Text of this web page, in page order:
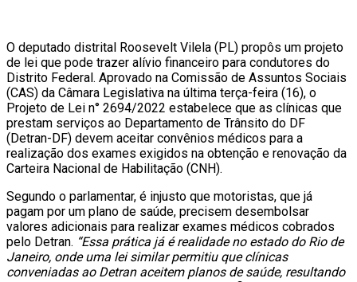
O deputado distrital Roosevelt Vilela (PL) propôs um projeto
de lei que pode trazer alívio financeiro para condutores do
Distrito Federal. Aprovado na Comissão de Assuntos Sociais
(CAS) da Câmara Legislativa na última terça-feira (16), o
Projeto de Lei n° 2694/2022 estabelece que as clínicas que
prestam serviços ao Departamento de Trânsito do DF
(Detran-DF) devem aceitar convênios médicos para a
realização dos exames exigidos na obtenção e renovação da
Carteira Nacional de Habilitação (CNH).
Segundo o parlamentar, é injusto que motoristas, que já
pagam por um plano de saúde, precisem desembolsar
valores adicionais para realizar exames médicos cobrados
pelo Detran. “Essa prática já é realidade no estado do Rio de
Janeiro, onde uma lei similar permitiu que clínicas
conveniadas ao Detran aceitem planos de saúde, resultando